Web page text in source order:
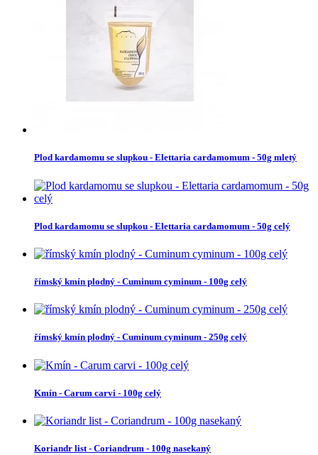
Plod kardamomu se slupkou - Elettaria cardamomum - 50g mletý
Plod kardamomu se slupkou - Elettaria cardamomum - 50g celý
římský kmín plodný - Cuminum cyminum - 100g celý
římský kmín plodný - Cuminum cyminum - 250g celý
Kmín - Carum carvi - 100g celý
Koriandr list - Coriandrum - 100g nasekaný